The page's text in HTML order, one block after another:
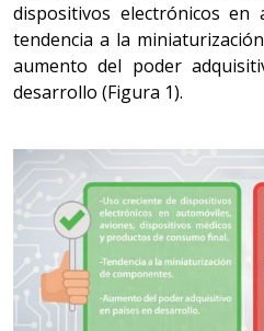
dispositivos electrónicos en
tendencia a la
aumento del poder
desarrollo (Figura 1).